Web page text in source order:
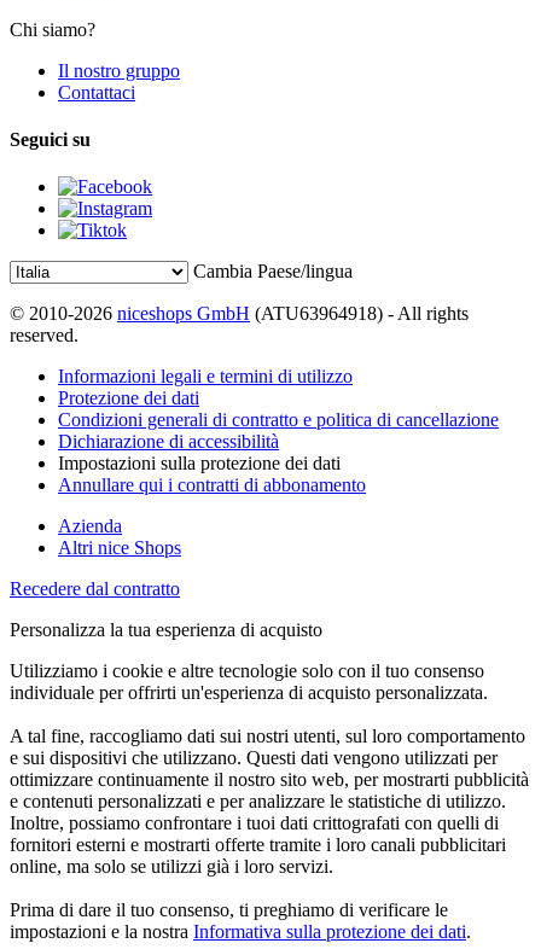
Chi siamo?
Il nostro gruppo
Contattaci
Seguici su
Cambia Paese/lingua
© 2010-2026 niceshops GmbH (ATU63964918) - All rights
reserved.
Informazioni legali e termini di utilizzo
Protezione dei dati
Condizioni generali di contratto e politica di cancellazione
Dichiarazione di accessibilità
Impostazioni sulla protezione dei dati
Annullare qui i contratti di abbonamento
Azienda
Altri nice Shops
Recedere dal contratto
Personalizza la tua esperienza di acquisto
Utilizziamo i cookie e altre tecnologie solo con il tuo consenso
individuale per offrirti un'esperienza di acquisto personalizzata.
A tal fine, raccogliamo dati sui nostri utenti, sul loro comportamento
e sui dispositivi che utilizzano. Questi dati vengono utilizzati per
ottimizzare continuamente il nostro sito web, per mostrarti pubblicità
e contenuti personalizzati e per analizzare le statistiche di utilizzo.
Inoltre, possiamo confrontare i tuoi dati crittografati con quelli di
fornitori esterni e mostrarti offerte tramite i loro canali pubblicitari
online, ma solo se utilizzi già i loro servizi.
Prima di dare il tuo consenso, ti preghiamo di verificare le
impostazioni e la nostra Informativa sulla protezione dei dati.